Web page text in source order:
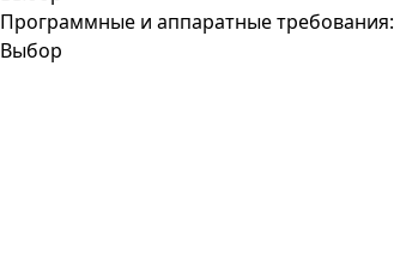
Программные и аппаратные требования:
Выбор